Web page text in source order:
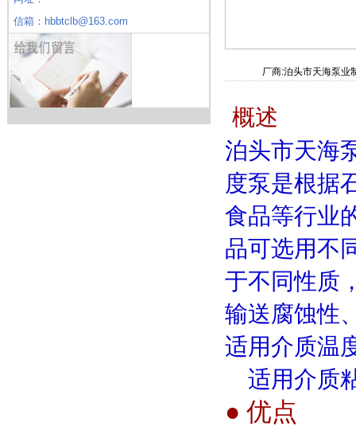
信箱：hbbtclb@163.com
厂商:泊头市天海泵业
概述
泊头市天海
度泵是根据
食品等行业
品可选用不
于不同性质
输送腐蚀性
适用介质温
适用介质
● 优点